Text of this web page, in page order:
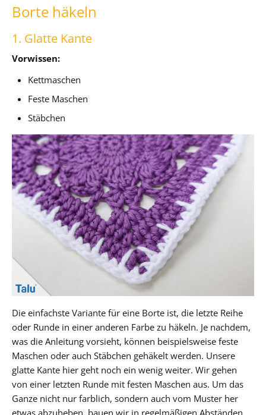
Borte häkeln
1. Glatte Kante
Vorwissen:
Kettmaschen
Feste Maschen
Stäbchen
Die einfachste Variante für eine Borte ist, die letzte Reihe
oder Runde in einer anderen Farbe zu häkeln. Je nachdem,
was die Anleitung vorsieht, können beispielsweise feste
Maschen oder auch Stäbchen gehäkelt werden. Unsere
glatte Kante hier geht noch ein wenig weiter. Wir gehen
von einer letzten Runde mit festen Maschen aus. Um das
Ganze nicht nur farblich, sondern auch vom Muster her
etwas abzuheben, bauen wir in regelmäßigen Abständen